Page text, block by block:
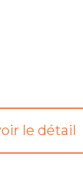
le détail